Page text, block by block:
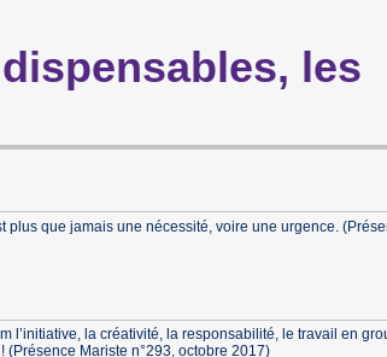
les
plus que jamais une nécessité, voire une urgence.
l’initiative, la créativité, la responsabilité, le travail en
(Présence Mariste n°293, octobre 2017)